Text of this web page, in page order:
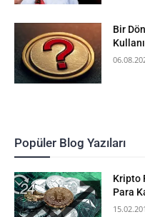
Bir
Popüler Blog Yazıları
Kripto
Para